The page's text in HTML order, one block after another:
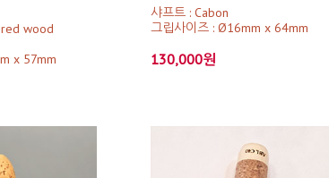
wood
x 57mm
샤프트 : Cabon
그립사이즈 : Ø16mm x 64mm
130,000원